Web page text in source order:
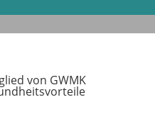
von GWMK